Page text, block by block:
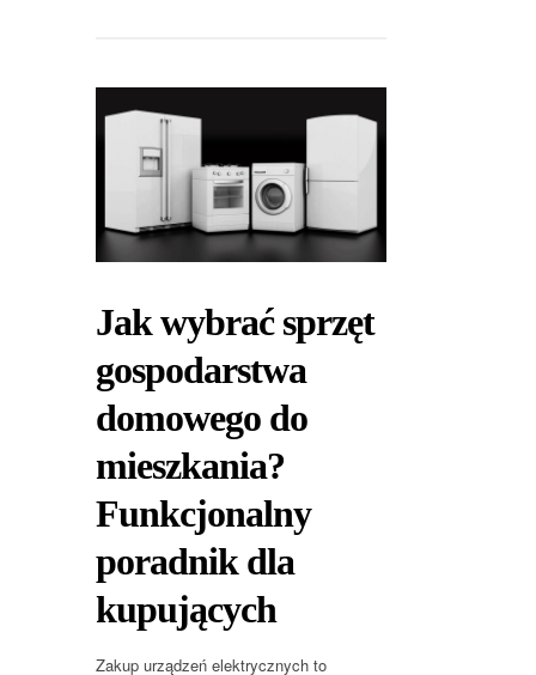
Jak wybrać sprzęt
gospodarstwa
domowego do
mieszkania?
Funkcjonalny
poradnik dla
kupujących
Zakup urządzeń elektrycznych to